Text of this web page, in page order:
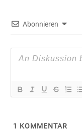
Abonnieren
1 KOMMENTAR